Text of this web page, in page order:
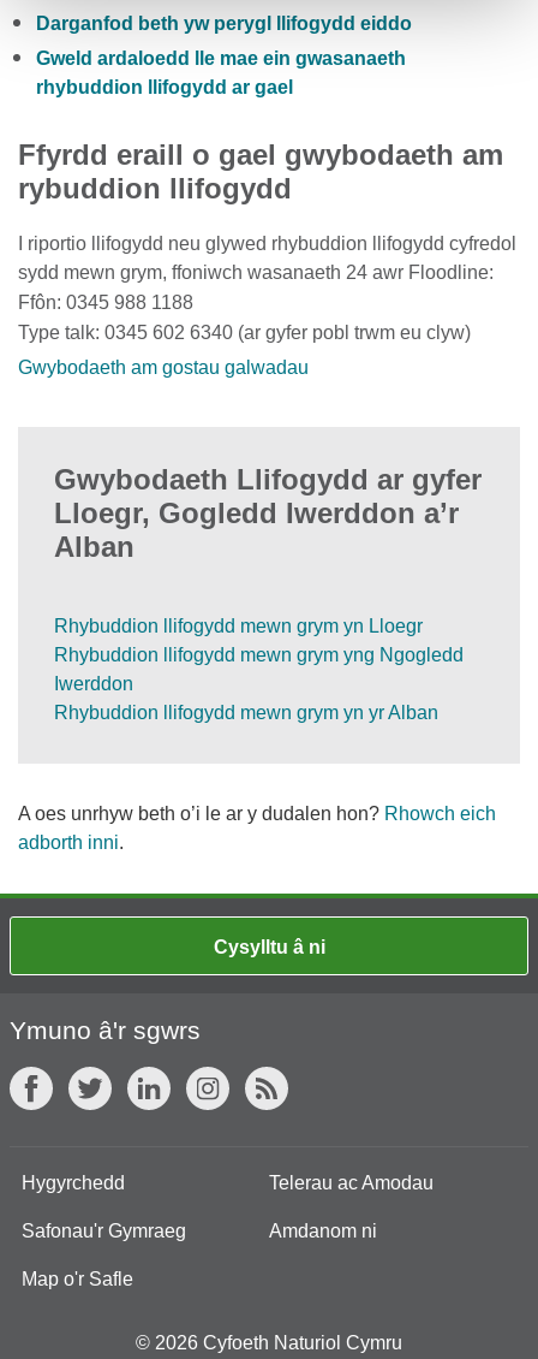
Darganfod beth yw perygl llifogydd eiddo
Gweld ardaloedd lle mae ein gwasanaeth
rhybuddion llifogydd ar gael
Ffyrdd eraill o gael gwybodaeth am
rybuddion llifogydd
I riportio llifogydd neu glywed rhybuddion llifogydd cyfredol
sydd mewn grym, ffoniwch wasanaeth 24 awr Floodline:
Ffôn: 0345 988 1188
Type talk: 0345 602 6340 (ar gyfer pobl trwm eu clyw)
Gwybodaeth am gostau galwadau
Gwybodaeth Llifogydd ar gyfer
Lloegr, Gogledd Iwerddon a’r
Alban
Rhybuddion llifogydd mewn grym yn Lloegr
Rhybuddion llifogydd mewn grym yng Ngogledd
Iwerddon
Rhybuddion llifogydd mewn grym yn yr Alban
A oes unrhyw beth o’i le ar y dudalen hon? Rhowch eich
adborth inni.
Cysylltu â ni
Ymuno â'r sgwrs
Hygyrchedd Telerau ac Amodau
Safonau'r Gymraeg Amdanom ni
Map o'r Safle
© 2026 Cyfoeth Naturiol Cymru